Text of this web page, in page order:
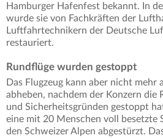
Hamburger Hafenfest bekannt. In
wurde sie von Fachkräften der
Luftfahrtechnikern der Deutsche
restauriert.
Rundflüge wurden gestoppt
Das Flugzeug kann aber nicht mehr
abheben, nachdem der Konzern die
und Sicherheitsgründen gestoppt
eine mit 20 Menschen voll besetzte
den Schweizer Alpen abgestürzt.